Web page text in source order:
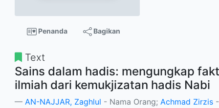
Penanda Bagikan
Text
Sains dalam hadis: mengungkap
ilmiah dari kemukjizatan hadis Nabi
AN-NAJJAR, Zaghlul - Nama Orang; Achmad Zirzis -